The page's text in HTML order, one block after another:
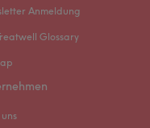
Anmeldung
Glossary